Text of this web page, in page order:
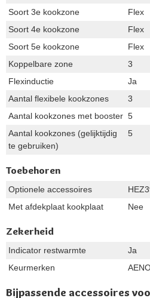
Soort 3e kookzone
Flex
Soort 4e kookzone
Flex
Soort 5e kookzone
Flex
Koppelbare zone
3
Flexinductie
Ja
Aantal flexibele kookzones
3
Aantal kookzones met booster 5
Aantal kookzones (gelijktijdig
te gebruiken)
5
Toebehoren
Optionele accessoires
Met afdekplaat kookplaat
Nee
Zekerheid
Indicator restwarmte
Ja
Keurmerken
Bijpassende accessoires